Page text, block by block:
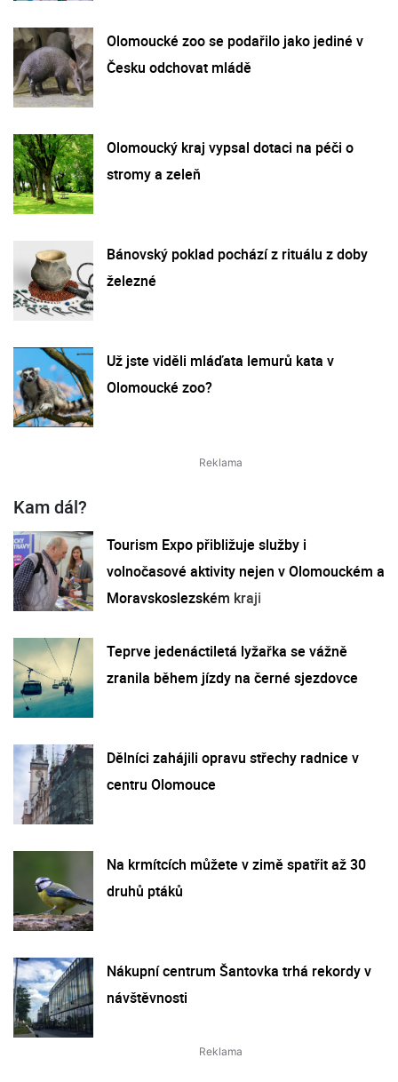
Olomoucké zoo se podařilo jako jediné v
Česku odchovat mládě
Olomoucký kraj vypsal dotaci na péči o
stromy a zeleň
Bánovský poklad pochází z rituálu z doby
železné
Už jste viděli mláďata lemurů kata v
Olomoucké zoo?
Kam dál?
Tourism Expo přibližuje služby i
volnočasové aktivity nejen v Olomouckém a
Moravskoslezském kraji
Teprve jedenáctiletá lyžařka se vážně
zranila během jízdy na černé sjezdovce
Dělníci zahájili opravu střechy radnice v
centru Olomouce
Na krmítcích můžete v zimě spatřit až 30
druhů ptáků
Nákupní centrum Šantovka trhá rekordy v
návštěvnosti